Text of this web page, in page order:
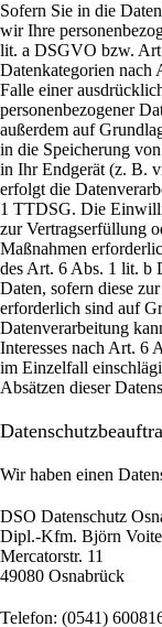
Sofern Sie in die
wir Ihre
lit. a DSGVO bzw.
Datenkategorien
Falle einer
personenbezogener
außerdem auf
in die Speicherung
in Ihr Endgerät (z. B.
erfolgt die
1 TTDSG. Die
zur Vertragserfüllung
Maßnahmen
des Art. 6 Abs. 1 lit. b
Daten, sofern diese
erforderlich sind auf
Datenverarbeitung
Interesses nach Art.
im Einzelfall
Absätzen dieser
Wir haben einen
DSO Datenschutz
Dipl.-Kfm. Björn
Mercatorstr. 11
49080 Osnabrück
Telefon: (0541)